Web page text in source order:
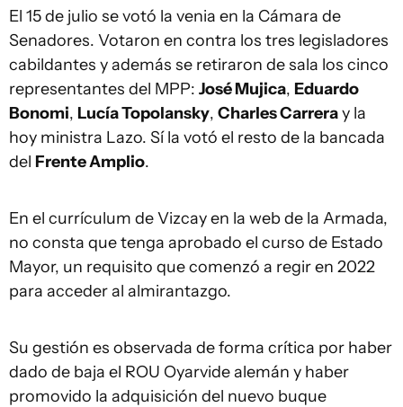
El 15 de julio se votó la venia en la Cámara de
Senadores. Votaron en contra los tres legisladores
cabildantes y además se retiraron de sala los cinco
representantes del MPP: José Mujica, Eduardo
Bonomi, Lucía Topolansky, Charles Carreray la
hoy ministra Lazo. Sí la votó el resto de la bancada
del Frente Amplio.
En el currículum de Vizcay en la web de la Armada,
no consta que tenga aprobado el curso de Estado
Mayor, un requisito que comenzó a regir en 2022
para acceder al almirantazgo.
Su gestión es observada de forma crítica por haber
dado de baja el ROU Oyarvide alemán y haber
promovido la adquisición del nuevo buque